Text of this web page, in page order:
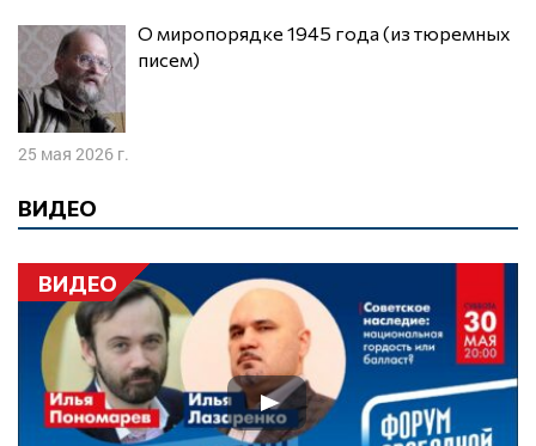
О миропорядке 1945 года (из тюремных
писем)
25 мая 2026 г.
ВИДЕО
ВИДЕО